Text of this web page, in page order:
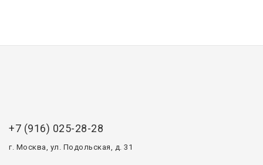
+7 (916) 025-28-28
г. Москва, ул. Подольская, д. 31